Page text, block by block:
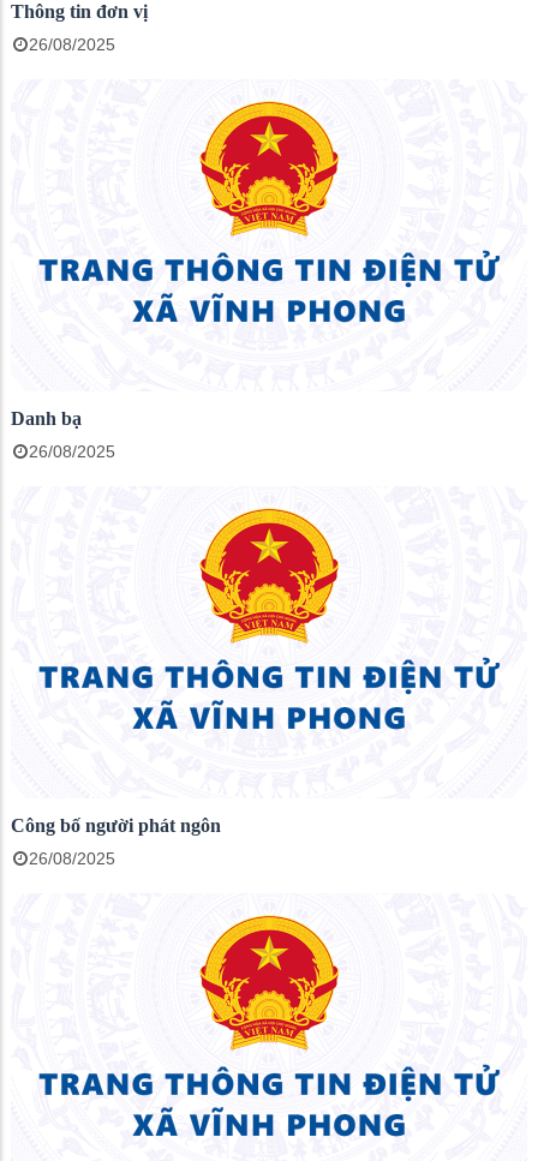
Thông tin đơn vị
26/08/2025
Danh bạ
26/08/2025
Công bố người phát ngôn
26/08/2025